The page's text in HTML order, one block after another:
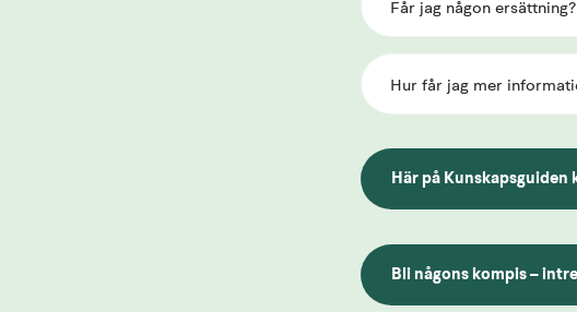
Får jag någon ersättning?
Hur får jag mer
Här på
Länk till annan
Bli någons kompis –
Länk till annan